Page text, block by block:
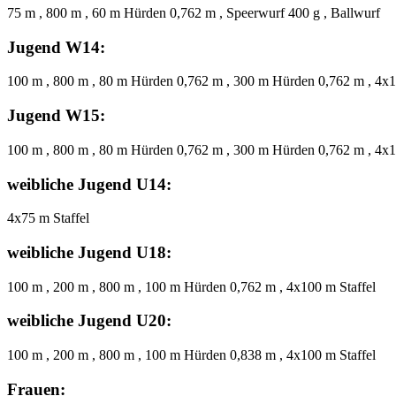
75 m , 800 m , 60 m Hürden 0,762 m , Speerwurf 400 g , Ballwurf
Jugend W14:
100 m , 800 m , 80 m Hürden 0,762 m , 300 m Hürden 0,762 m ,
Jugend W15:
100 m , 800 m , 80 m Hürden 0,762 m , 300 m Hürden 0,762 m ,
weibliche Jugend U14:
4x75 m Staffel
weibliche Jugend U18:
100 m , 200 m , 800 m , 100 m Hürden 0,762 m , 4x100 m Staffel
weibliche Jugend U20:
100 m , 200 m , 800 m , 100 m Hürden 0,838 m , 4x100 m Staffel
Frauen: